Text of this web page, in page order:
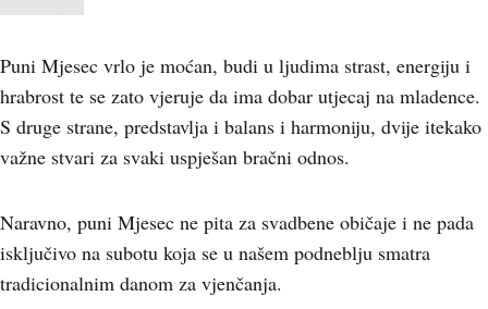
Puni Mjesec vrlo je moćan, budi u ljudima strast, energiju i
hrabrost te se zato vjeruje da ima dobar utjecaj na mladence.
S druge strane, predstavlja i balans i harmoniju, dvije itekako
važne stvari za svaki uspješan bračni odnos.
Naravno, puni Mjesec ne pita za svadbene običaje i ne pada
isključivo na subotu koja se u našem podneblju smatra
tradicionalnim danom za vjenčanja.